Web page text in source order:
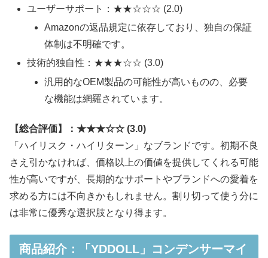
ユーザーサポート：★★☆☆☆ (2.0)
Amazonの返品規定に依存しており、独自の保証
体制は不明確です。
技術的独自性：★★★☆☆ (3.0)
汎用的なOEM製品の可能性が高いものの、必要
な機能は網羅されています。
【総合評価】：★★★☆☆ (3.0)
「ハイリスク・ハイリターン」なブランドです。初期不良
さえ引かなければ、価格以上の価値を提供してくれる可能
性が高いですが、長期的なサポートやブランドへの愛着を
求める方には不向きかもしれません。割り切って使う分に
は非常に優秀な選択肢となり得ます。
商品紹介：「YDDOLL」コンデンサーマイ